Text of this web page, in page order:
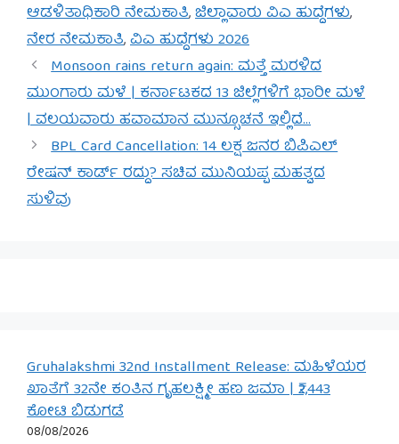
ಆಡಳಿತಾಧಿಕಾರಿ ನೇಮಕಾತಿ,ಜಿಲ್ಲಾವಾರು ವಿಎ ಹುದ್ದೆಗಳು,
ನೇರ ನೇಮಕಾತಿ,ವಿಎ ಹುದ್ದೆಗಳು 2026
Monsoon rains return again: ಮತ್ತೆ ಮರಳಿದ
ಮುಂಗಾರು ಮಳೆ | ಕರ್ನಾಟಕದ 13 ಜಿಲ್ಲೆಗಳಿಗೆ ಭಾರೀ ಮಳೆ
| ವಲಯವಾರು ಹವಾಮಾನ ಮುನ್ಸೂಚನೆ ಇಲ್ಲಿದೆ…
BPL Card Cancellation: 14 ಲಕ್ಷ ಜನರ ಬಿಪಿಎಲ್
ರೇಷನ್ ಕಾರ್ಡ್ ರದ್ದು? ಸಚಿವ ಮುನಿಯಪ್ಪ ಮಹತ್ವದ
ಸುಳಿವು
Gruhalakshmi 32nd Installment Release: ಮಹಿಳೆಯರ
ಖಾತೆಗೆ 32ನೇ ಕಂತಿನ ಗೃಹಲಕ್ಷ್ಮೀ ಹಣ ಜಮಾ | ₹2,443
ಕೋಟಿ ಬಿಡುಗಡೆ
08/08/2026